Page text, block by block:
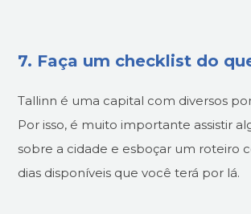
7. Faça um checklist do
Tallinn é uma capital com diversos
Por isso, é muito importante assistir
sobre a cidade e esboçar um roteiro
dias disponíveis que você terá por lá.